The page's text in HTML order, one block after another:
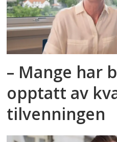
– Mange har
opptatt av
tilvenningen